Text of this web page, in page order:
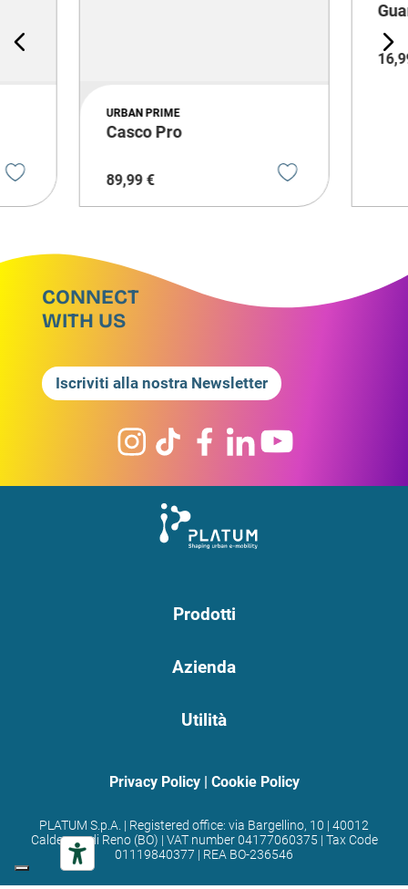
URBAN PRIME
Casco Pro
89,99 €
16,
CONNECT
WITH US
Iscriviti alla nostra Newsletter
Prodotti
Azienda
Utilità
Privacy Policy| Cookie Policy
PLATUM S.p.A. | Registered office: via Bargellino, 10 | 40012
Calderara di Reno (BO) | VAT number 04177060375 | Tax Code
01119840377 | REA BO-236546